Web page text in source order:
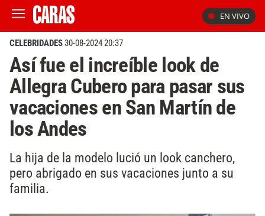
EN VIVO
CELEBRIDADES30-08-2024 20:37
Así fue el increíble look de
Allegra Cubero para pasar sus
vacaciones en San Martín de
los Andes
La hija de la modelo lució un look canchero,
pero abrigado en sus vacaciones junto a su
familia.